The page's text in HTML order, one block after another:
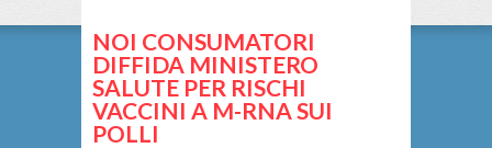
NOI CONSUMATORI
DIFFIDA MINISTERO
SALUTE PER RISCHI
VACCINI A M-RNA SUI
POLLI